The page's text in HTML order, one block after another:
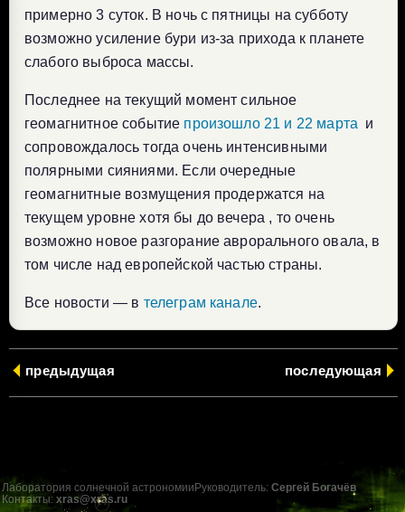
примерно 3 суток. В ночь с пятницы на субботу
возможно усиление бури из-за прихода к планете
слабого выброса массы.
Последнее на текущий момент сильное
геомагнитное событие произошло 21 и 22 марта и
сопровождалось тогда очень интенсивными
полярными сияниями. Если очередные
геомагнитные возмущения продержатся на
текущем уровне хотя бы до вечера , то очень
возможно новое разгорание аврорального овала, в
том числе над европейской частью страны.
Все новости — в телеграм канале.
предыдущая последующая
Лаборатория солнечной астрономии Руководитель: Сергей Богачёв
Контакты: xras@xras.ru